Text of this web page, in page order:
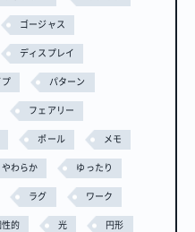
ゴージャス
ディスプレイ
パターン
フェアリー
ポール メモ
やわらか ゆったり
ラグ ワーク
的 光 円形